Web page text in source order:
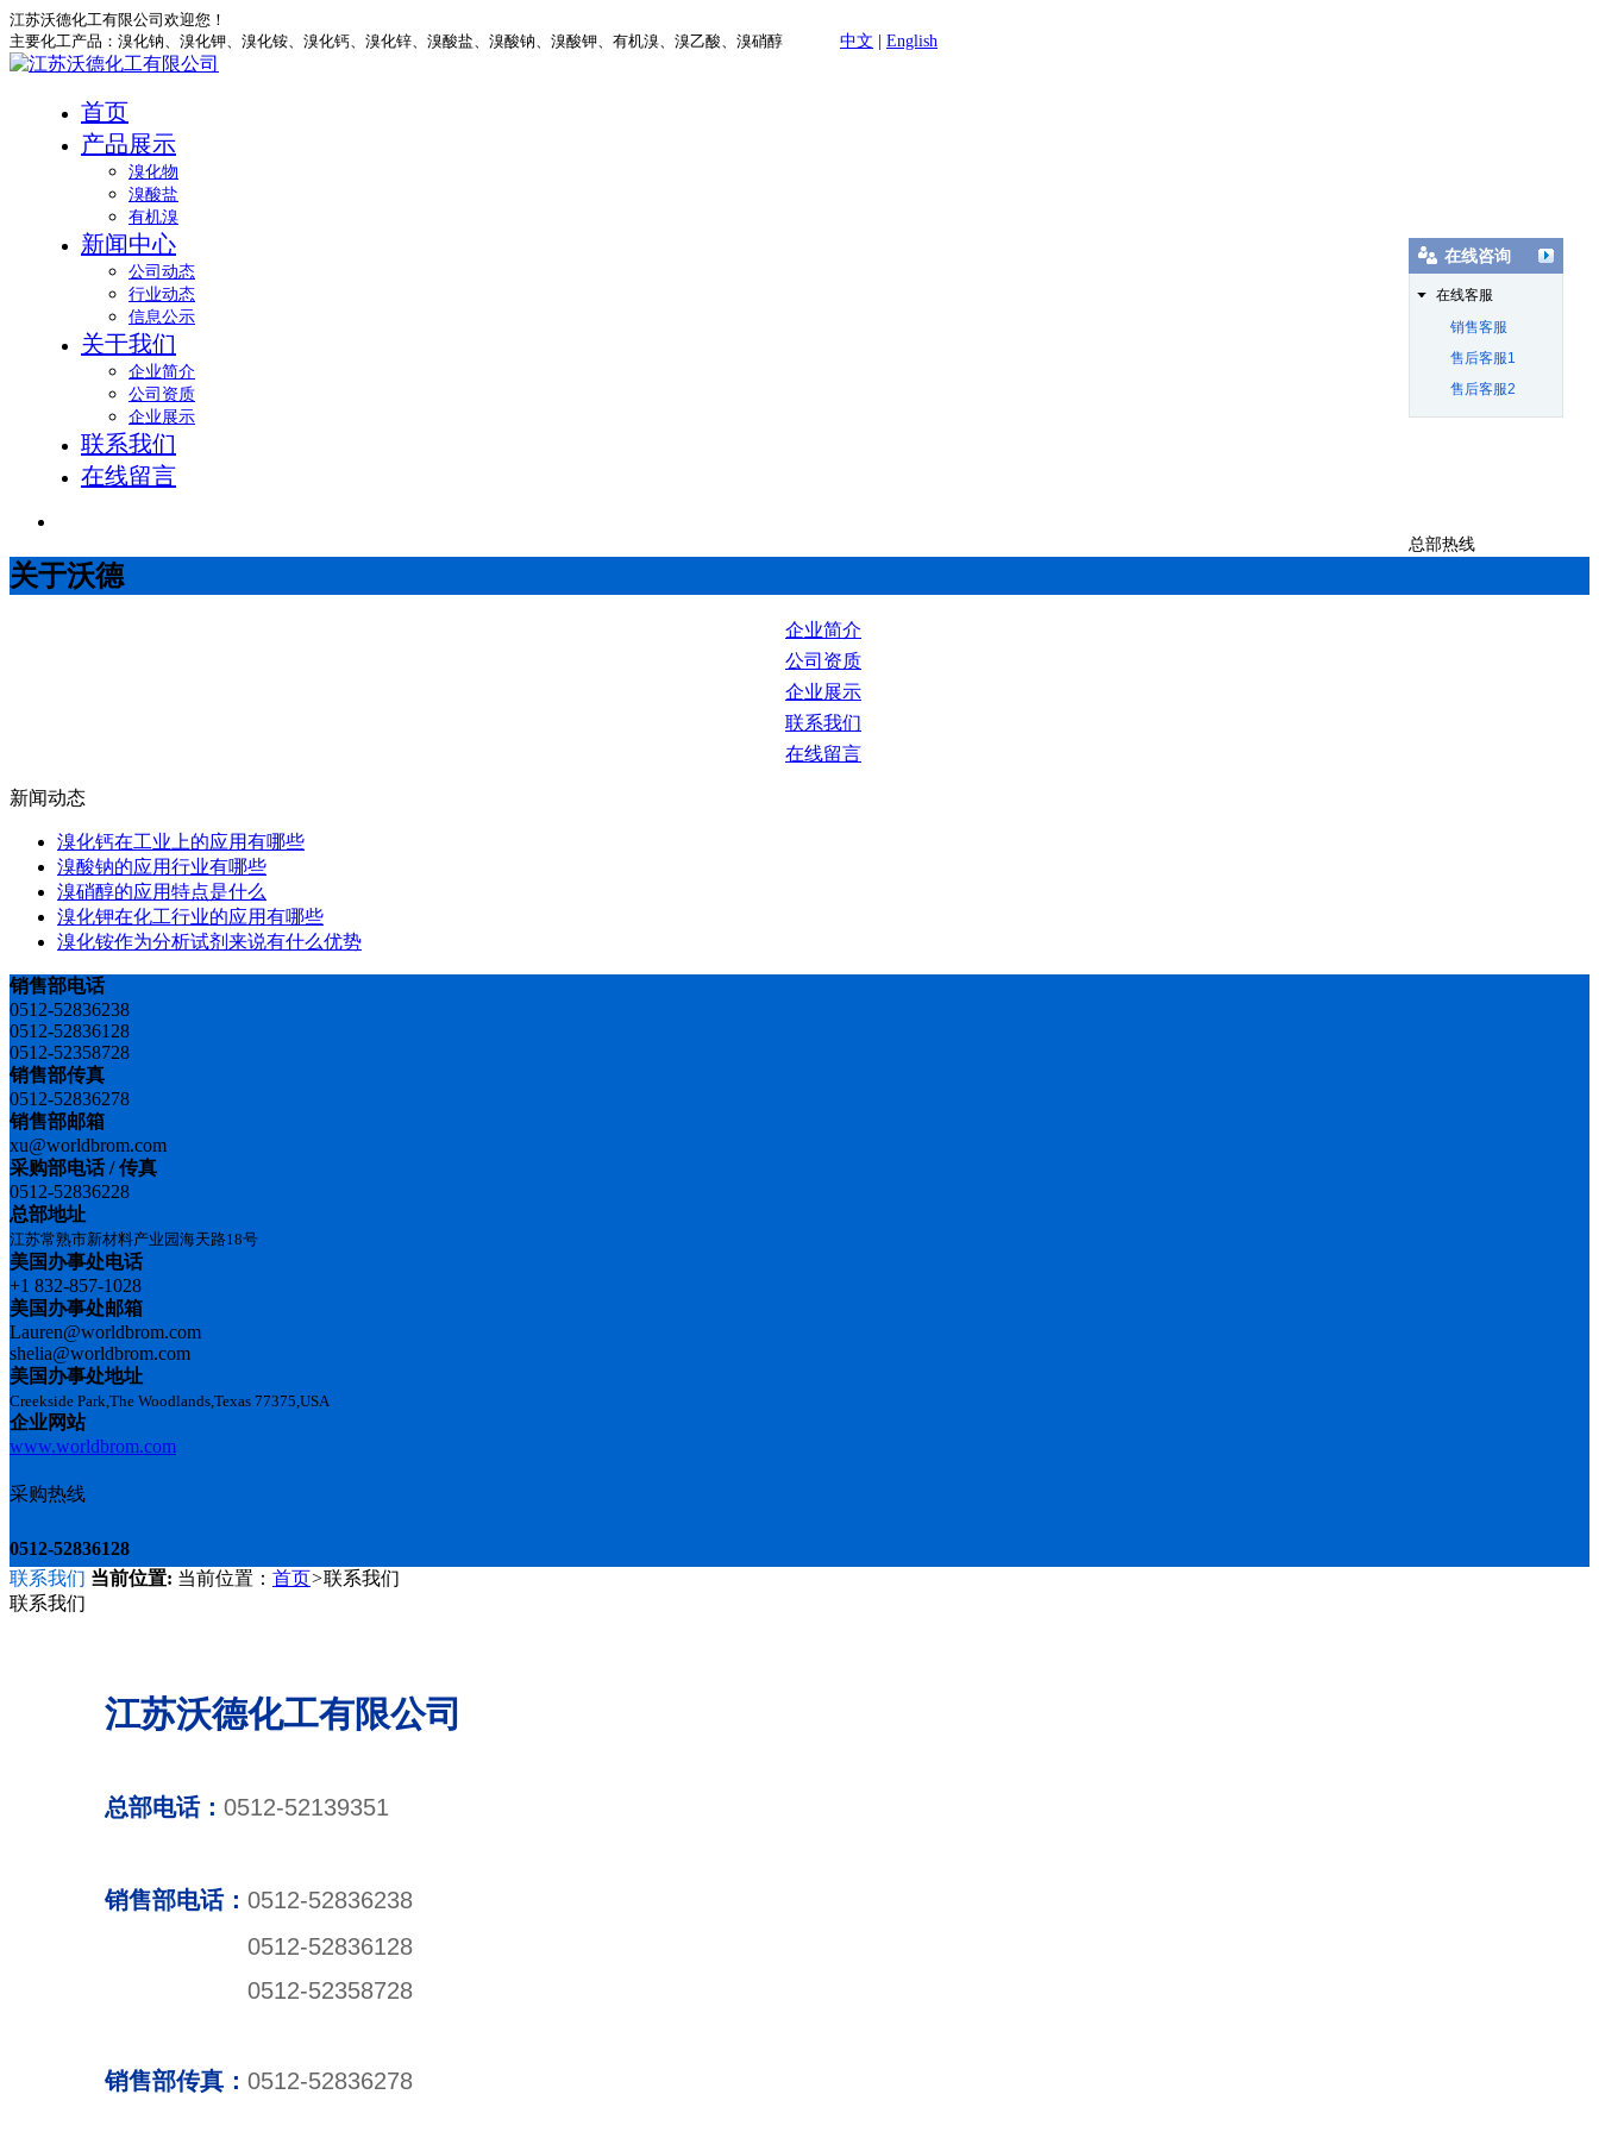
江苏沃德化工有限公司欢迎您！
主要化工产品：溴化钠、溴化钾、溴化铵、溴化钙、溴化锌、溴酸盐、溴酸钠、溴酸钾、有机溴、溴乙酸、溴硝醇 中文 English
首页
产品展示
溴化物
溴酸盐
有机溴
新闻中心
公司动态
行业动态
信息公示
关于我们
企业简介
公司资质
企业展示
联系我们
在线留言
总部热线
关于沃德
企业简介
公司资质
企业展示
联系我们
在线留言
新闻动态
溴化钙在工业上的应用有哪些
溴酸钠的应用行业有哪些
溴硝醇的应用特点是什么
溴化钾在化工行业的应用有哪些
溴化铵作为分析试剂来说有什么优势
销售部电话
0512-52836238
0512-52836128
0512-52358728
销售部传真
0512-52836278
销售部邮箱
xu@worldbrom.com
采购部电话 / 传真
0512-52836228
总部地址
江苏常熟市新材料产业园海天路18号
美国办事处电话
+1 832-857-1028
美国办事处邮箱
Lauren@worldbrom.com
shelia@worldbrom.com
美国办事处地址
Creekside Park,The Woodlands,Texas 77375,USA
企业网站
www.worldbrom.com
采购热线
0512-52836128
联系我们 当前位置: 当前位置： 首页>联系我们
联系我们
江苏沃德化工有限公司
总部电话： 0512-52139351
销售部电话： 0512-52836238
0512-52836128
0512-52358728
销售部传真： 0512-52836278
在线咨询
在线客服
销售客服
售后客服1
售后客服2